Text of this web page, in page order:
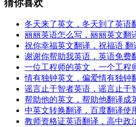
猜你喜欢
冬天来了英文，冬天到了英语
丽丽英语怎么写，丽丽英文翻
祝你幸福英文翻译，祝福语 翻
谢谢你帮助我英语，英语免费
一位工程师的英文，一个工程
情有独钟英文，偏爱情有独钟
谣言止于智者英语，谣言止于
帮助他的英文，帮助他翻译成
中英文转换翻译，百度翻译使
教师资格证英语翻译，高中政